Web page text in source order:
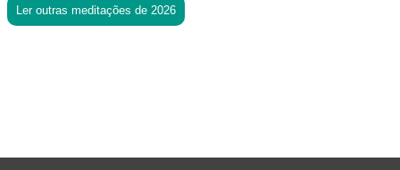
Ler outras meditações de 2026